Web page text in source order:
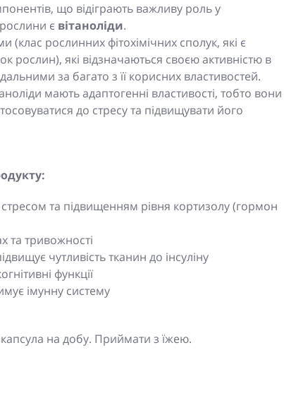
що відіграють важливу роль у
є вітаноліди.
(клас рослинних фітохімічних сполук, які є
рослин), які відзначаються своєю активністю в
за багато з її корисних властивостей.
мають адаптогенні властивості, тобто вони
до стресу та підвищувати його
та підвищенням рівня кортизолу (гормон
та тривожності
чутливість тканин до інсуліну
функції
імунну систему
на добу. Приймати з їжею.